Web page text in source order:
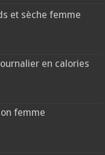
et sèche femme
en calories
femme